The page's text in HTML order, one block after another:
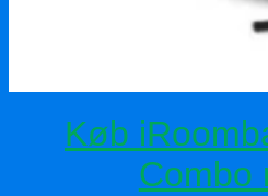
Køb
Combo